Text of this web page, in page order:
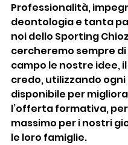
Professionalità,
deontologia e tanta
noi dello Sporting
cercheremo sempre
campo le nostre idee,
credo, utilizzando
disponibile per
l’offerta formativa,
massimo per i nostri
le loro famiglie.